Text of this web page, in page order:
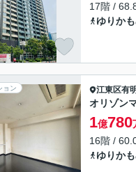
17階 /
ゆりか
ョン 江東区有明
オリゾン
1億780
16階 /
ゆりか